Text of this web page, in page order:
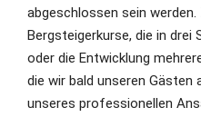
abgeschlossen sein werden.
Bergsteigerkurse, die in
oder die Entwicklung
die wir bald unseren
unseres professionellen